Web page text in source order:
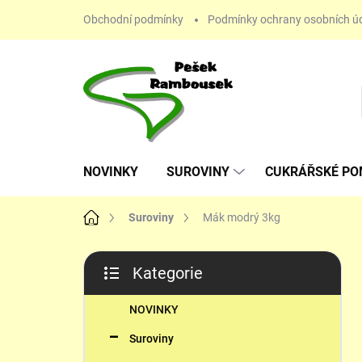
obsah
Obchodní podmínky Podmínky ochrany osobních
NOVINKY SUROVINY CUKRÁŘSKÉ
Domů Suroviny Mák modrý 3kg
P
s
kategorie
Kategorie
NOVINKY
Suroviny